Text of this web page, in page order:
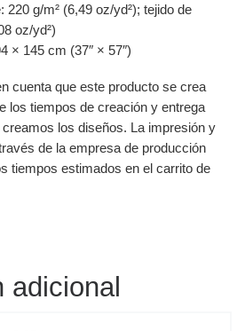
220 g/m² (6,49 oz/yd²); tejido de
oz/yd²)
× 145 cm (37″ × 57″)
cuenta que este producto se crea
los tiempos de creación y entrega
los diseños. La impresión y
de la empresa de producción
tiempos estimados en el carrito de
adicional